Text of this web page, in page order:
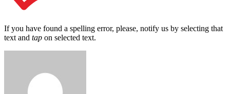
If you have found a spelling error, please, notify us by selecting that
text and tap on selected text.